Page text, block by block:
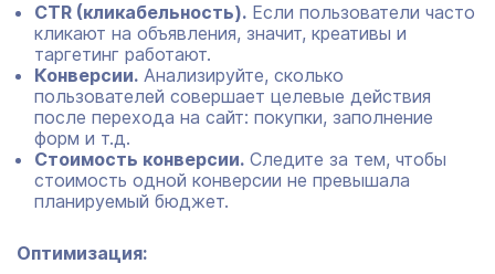
CTR (кликабельность). Если пользователи часто
кликают на объявления, значит, креативы и
таргетинг работают.
Конверсии. Анализируйте, сколько
пользователей совершает целевые действия
после перехода на сайт: покупки, заполнение
форм и т.д.
Стоимость конверсии. Следите за тем, чтобы
стоимость одной конверсии не превышала
планируемый бюджет.
Оптимизация: